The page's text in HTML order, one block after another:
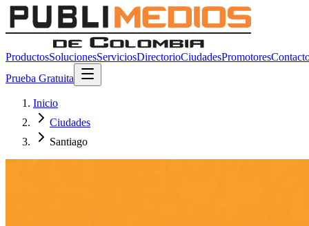
ProductosSolucionesServiciosDirectorioCiudadesPromotores
Prueba Gratuita
Inicio
Ciudades
Santiago